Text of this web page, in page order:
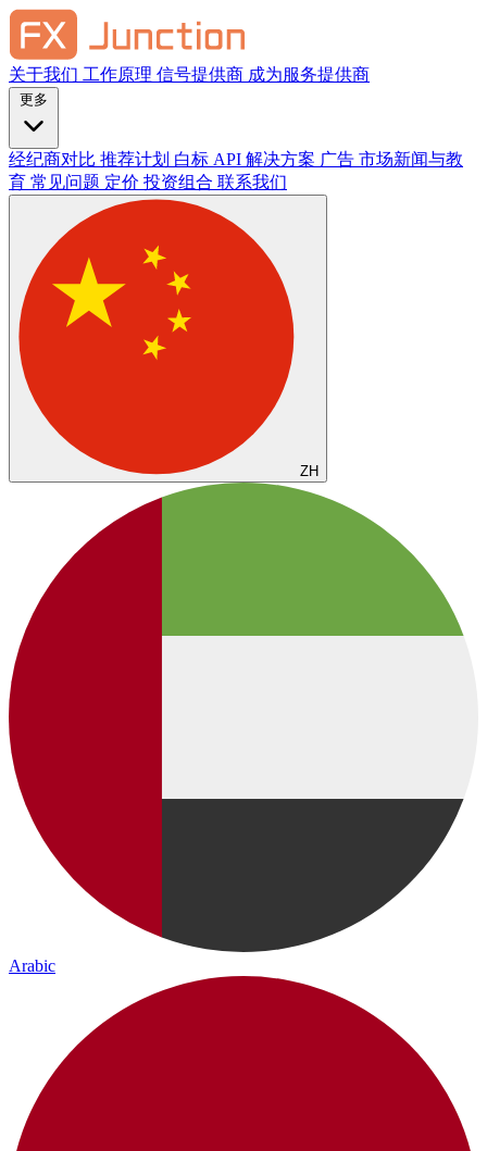
关于我们 工作原理 信号提供商 成为服务提供商
经纪商对比 推荐计划 白标 API 解决方案 广告 市场新闻与教
育 常见问题 定价 投资组合 联系我们
ZH
Arabic